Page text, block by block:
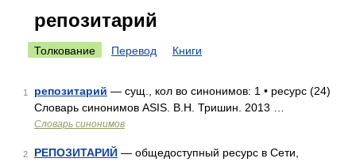
репозитарий
Толкование Перевод Книги
1 репозитарий — сущ., кол во синонимов: 1 • ресурс (24)
Словарь синонимов ASIS. В.Н. Тришин. 2013 …
Словарь синонимов
2 РЕПОЗИТАРИЙ — общедоступный ресурс в Сети,